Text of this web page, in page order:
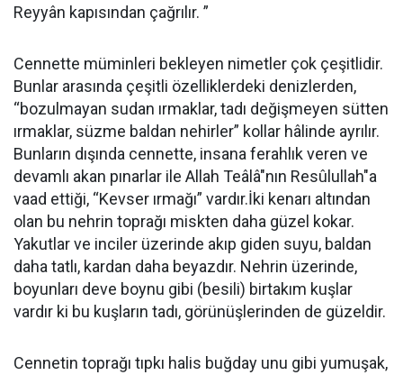
Reyyân kapısından çağrılır. ”
Cennette müminleri bekleyen nimetler çok çeşitlidir.
Bunlar arasında çeşitli özelliklerdeki denizlerden,
“bozulmayan sudan ırmaklar, tadı değişmeyen sütten
ırmaklar, süzme baldan nehirler” kollar hâlinde ayrılır.
Bunların dışında cennette, insana ferahlık veren ve
devamlı akan pınarlar ile Allah Teâlâ"nın Resûlullah"a
vaad ettiği, “Kevser ırmağı” vardır.İki kenarı altından
olan bu nehrin toprağı miskten daha güzel kokar.
Yakutlar ve inciler üzerinde akıp giden suyu, baldan
daha tatlı, kardan daha beyazdır. Nehrin üzerinde,
boyunları deve boynu gibi (besili) birtakım kuşlar
vardır ki bu kuşların tadı, görünüşlerinden de güzeldir.
Cennetin toprağı tıpkı halis buğday unu gibi yumuşak,